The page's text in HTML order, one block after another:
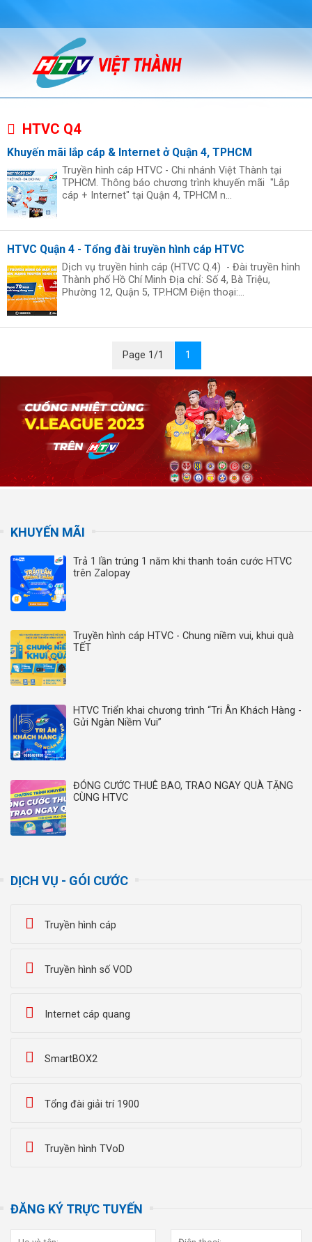
HTVC Q4
Khuyến mãi lắp cáp & Internet ở Quận 4, TPHCM
Truyền hình cáp HTVC - Chi nhánh Việt Thành tại
TPHCM. Thông báo chương trình khuyến mãi "Lắp
cáp + Internet" tại Quận 4, TPHCM n...
HTVC Quận 4 - Tổng đài truyền hình cáp HTVC
Dịch vụ truyền hình cáp (HTVC Q.4) - Đài truyền hình
Thành phố Hồ Chí Minh Địa chỉ: Số 4, Bà Triệu,
Phường 12, Quận 5, TP.HCM Điện thoại:...
Page 1/1 1
KHUYẾN MÃI
Trả 1 lần trúng 1 năm khi thanh toán cước HTVC
trên Zalopay
Truyền hình cáp HTVC - Chung niềm vui, khui quà
TẾT
HTVC Triển khai chương trình “Tri Ân Khách Hàng -
Gửi Ngàn Niềm Vui”
ĐÓNG CƯỚC THUÊ BAO, TRAO NGAY QUÀ TẶNG
CÙNG HTVC
DỊCH VỤ - GÓI CƯỚC
Truyền hình cáp
Truyền hình số VOD
Internet cáp quang
SmartBOX2
Tổng đài giải trí 1900
Truyền hình TVoD
ĐĂNG KÝ TRỰC TUYẾN